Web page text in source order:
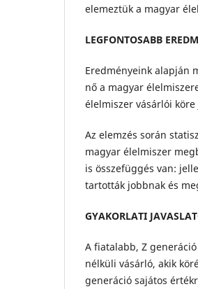
elemeztük a magyar
LEGFONTOSABB
Eredményeink alapján
nő a magyar
élelmiszer vásárlói
Az elemzés során
magyar élelmiszer
is összefüggés van:
tartották jobbnak és
GYAKORLATI
A fiatalabb, Z
nélküli vásárló, akik
generáció sajátos